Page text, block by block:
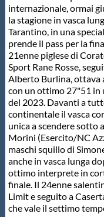
Intranet
Webmail
Contatti
Mappa del sito
internazionale, ormai
la stagione in vasca
Tarantino, in una
prende il pass per la
21enne piglese di
Sport Rane Rosse,
Alberto Burlina, ottava
con un ottimo 27"51 in
del 2023. Davanti a
continentale il vasca
unica a scendere sotto
Morini (Esercito/NC
maschi squillo di
anche in vasca lunga
ottimo interprete in
finale. Il 24enne
Limit e seguito a
che vale il settimo